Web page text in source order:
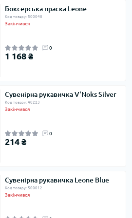
Боксерська праска Leone
Код товару: 500048
Закінчився
0
1 168 ₴
Сувенірна рукавичка V'Noks Silver
Код товару: 40223
Закінчився
0
214 ₴
Сувенірна рукавичка Leone Blue
Код товару: 500012
Закінчився